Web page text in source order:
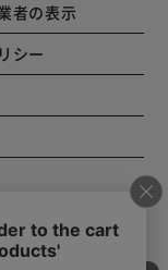
者の表示
シー